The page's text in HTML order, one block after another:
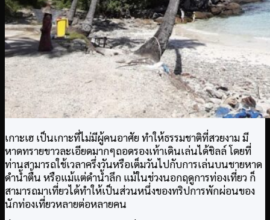
เกาะเฮ เป็นเกาะที่ไม่มีผู้คนอาศัย ทำให้ธรรมชาติที่สวยงาม มี
หาดทรายขาวละเอียดมากๆถอดรองเท้าเดินเล่นได้ชิลล์ โดยที่
ท่านสามารถใช้เวลาครึ่งวันหรือเต็มวันไปกับการเล่นบนชายหาด
ดำน้ำตื้น หรือแม้แต่ดำน้ำลึก แม้ในช่วงนอกฤดูการท่องเที่ยว ก็
สามารถมาเที่ยวได้ทำให้เป็นส่วนหนึ่งของทริปการพักผ่อนของ
นักท่องเที่ยวหลายต่อหลายคน